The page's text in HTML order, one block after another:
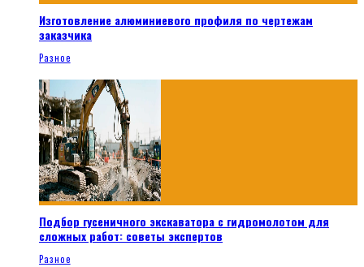
Изготовление алюминиевого профиля по чертежам
заказчика
Разное
Подбор гусеничного экскаватора с гидромолотом для
сложных работ: советы экспертов
Разное